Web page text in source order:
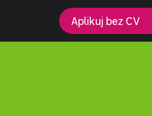
Aplikuj bez CV